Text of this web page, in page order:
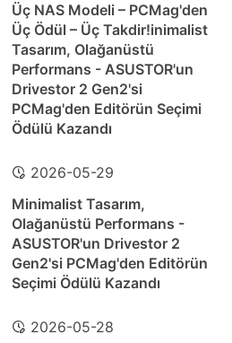
Üç NAS Modeli – PCMag'den
Üç Ödül – Üç Takdir!inimalist
Tasarım, Olağanüstü
Performans - ASUSTOR'un
Drivestor 2 Gen2'si
PCMag'den Editörün Seçimi
Ödülü Kazandı
2026-05-29
Minimalist Tasarım,
Olağanüstü Performans -
ASUSTOR'un Drivestor 2
Gen2'si PCMag'den Editörün
Seçimi Ödülü Kazandı
2026-05-28